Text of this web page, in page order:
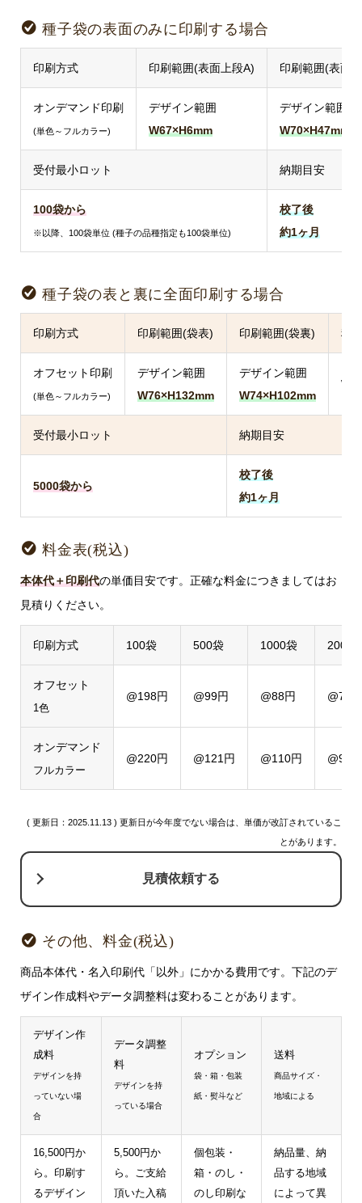
種子袋の表面のみに印刷する場合
印刷方式 印刷範囲(表面上段A) 印刷範囲(表面
オンデマンド印刷
(単色～フルカラー)
デザイン範囲
W67×H6mm
デザイン範囲
W70×H47mm
受付最小ロット 納期目安
100袋から
※以降、100袋単位 (種子の品種指定も100袋単位)
校了後
約1ヶ月
種子袋の表と裏に全面印刷する場合
印刷方式 印刷範囲(袋表) 印刷範囲(袋裏) 種
オフセット印刷
(単色～フルカラー)
デザイン範囲
W76×H132mm
デザイン範囲
W74×H102mm
受付最小ロット 納期目安
5000袋から
校了後
約1ヶ月
料金表(税込)
本体代＋印刷代の単価目安です。正確な料金につきましてはお
見積りください。
印刷方式 100袋 500袋 1000袋 2000
オフセット
1色
@198円 @99円 @88円 @77円
オンデマンド
フルカラー
@220円 @121円 @110円 @99円
( 更新日：2025.11.13 ) 更新日が今年度でない場合は、単価が改訂されているこ
とがあります。
見積依頼する
その他、料金(税込)
商品本体代・名入印刷代「以外」にかかる費用です。下記のデ
ザイン作成料やデータ調整料は変わることがあります。
デザイン作
成料
デザインを持
っていない場
合
データ調整
料
デザインを持
っている場合
オプション
袋・箱・包装
紙・熨斗など
送料
商品サイズ・
地域による
16,500円か
ら。印刷す
るデザイン
5,500円か
ら。ご支給
頂いた入稿
個包装・
箱・のし・
のし印刷な
納品量、納
品する地域
によって異